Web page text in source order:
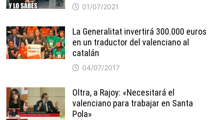
01/07/2021
La Generalitat invertirá 300.000 euros
en un traductor del valenciano al
catalán
04/07/2017
Oltra, a Rajoy: «Necesitará el
valenciano para trabajar en Santa
Pola»